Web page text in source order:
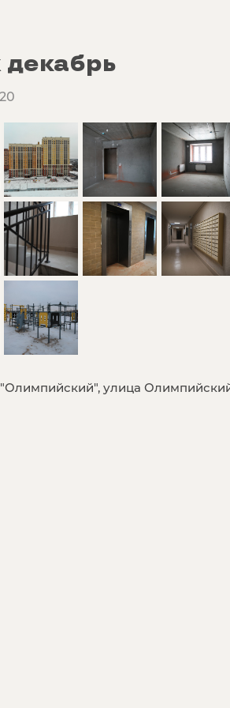
улица